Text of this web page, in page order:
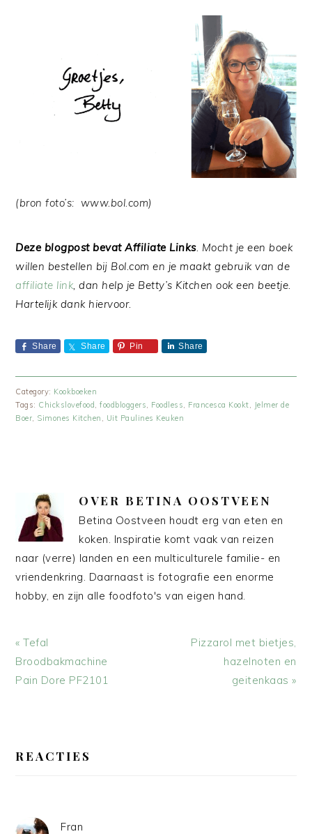
(bron foto’s: www.bol.com)
Deze blogpost bevat Affiliate Links. Mocht je een boek
willen bestellen bij Bol.com en je maakt gebruik van de
affiliate link, dan help je Betty’s Kitchen ook een beetje.
Hartelijk dank hiervoor.
Share Share Pin Share
Category: Kookboeken
Tags: Chickslovefood ,foodbloggers, Foodless, Francesca Kookt, Jelmer de
Boer, Simones Kitchen , Uit Paulines Keuken
OVER BETINA OOSTVEEN
Betina Oostveen houdt erg van eten en
koken. Inspiratie komt vaak van reizen
naar (verre) landen en een multiculturele familie- en
vriendenkring. Daarnaast is fotografie een enorme
hobby, en zijn alle foodfoto's van eigen hand.
Vorig
bericht:
« Tefal
Broodbakmachine
Pain Dore PF2101
Volgend
bericht:
Pizzarol met bietjes,
hazelnoten en
geitenkaas »
INTERACTIES
REACTIES
Fran